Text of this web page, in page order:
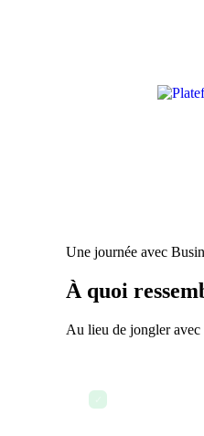
Une journée avec
À quoi
Au lieu de jongler avec